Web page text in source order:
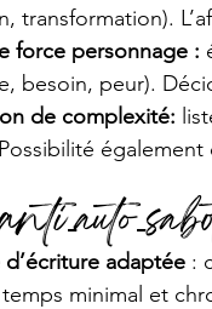
transformation).
force personnage :
besoin, peur).
de complexité:
d’écriture adaptée :
minimal et